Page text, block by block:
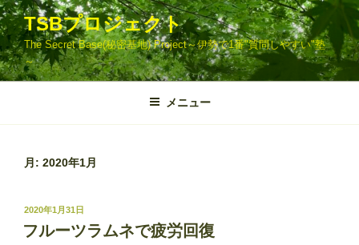
コ
ン
テ
ン
ツ
ス
TSBプロジェクト
The Secret Base(秘密基地) Project～伊勢で1番"質問しやすい"塾
～
メニュー
月: 2020年1月
投
稿
日:
2020年1月31日
フルーツラムネで疲労回復